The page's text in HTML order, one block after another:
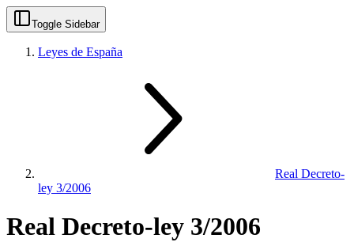
Toggle Sidebar
Leyes de España
Real Decreto-
ley 3/2006
Real Decreto-ley 3/2006